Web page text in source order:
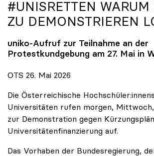
#UNISRETTEN WARUM
ZU DEMONSTRIEREN
uniko-Aufruf zur Teilnahme an der
Protestkundgebung am 27. Mai in
OTS 26. Mai 2026
Die Österreichische
Universitäten rufen morgen, Mittwoch,
zur Demonstration gegen
Universitätenfinanzierung auf.
Das Vorhaben der Bundesregierung,